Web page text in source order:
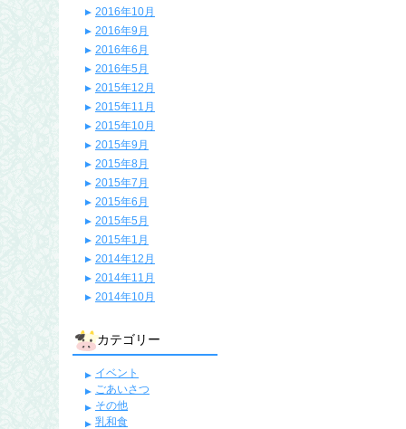
2016年10月
2016年9月
2016年6月
2016年5月
2015年12月
2015年11月
2015年10月
2015年9月
2015年8月
2015年7月
2015年6月
2015年5月
2015年1月
2014年12月
2014年11月
2014年10月
カテゴリー
イベント
ごあいさつ
その他
乳和食